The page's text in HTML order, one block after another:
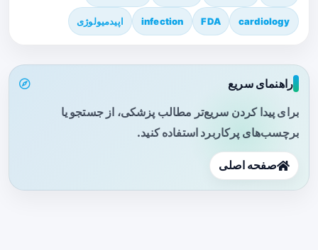
cardiology
FDA
infection اپیدمیولوژی
راهنمای سریع
برای پیدا کردن سریع‌تر مطالب پزشکی، از جستجو یا
برچسب‌های پرکاربرد استفاده کنید.
صفحه اصلی